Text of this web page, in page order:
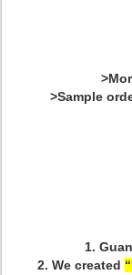
>Sample
1.
2. We created “